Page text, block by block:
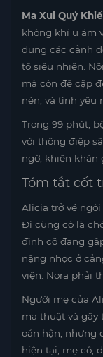
Ma Xui Quỷ
không khí u ám
dụng các cảnh
tố siêu nhiên.
mà còn đề cập
nén, và tình yêu
Trong 99 phút,
với thông điệp
ngờ, khiến khán
Tóm tắt cốt
Alicia trở về
Đi cùng cô là
đình cô đang
nặng nhọc ở
viện. Nora phải
Người mẹ của
ma thuật và gây
oán hận, nhưng
hiện tại, mẹ cô,